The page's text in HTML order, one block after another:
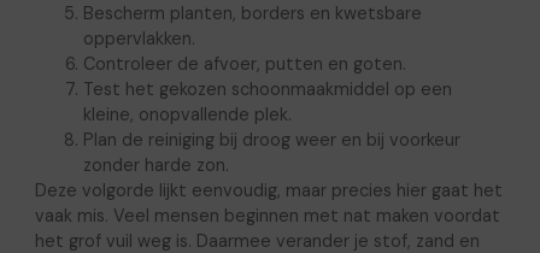
Bescherm planten, borders en kwetsbare
oppervlakken.
Controleer de afvoer, putten en goten.
Test het gekozen schoonmaakmiddel op een
kleine, onopvallende plek.
Plan de reiniging bij droog weer en bij voorkeur
zonder harde zon.
Deze volgorde lijkt eenvoudig, maar precies hier gaat het
vaak mis. Veel mensen beginnen met nat maken voordat
het grof vuil weg is. Daarmee verander je stof, zand en